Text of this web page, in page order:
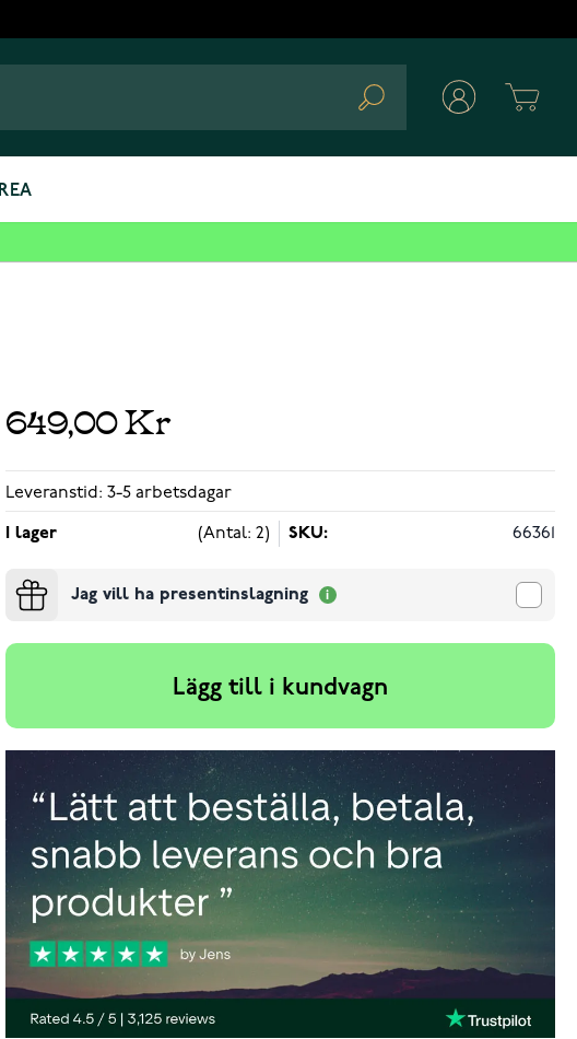
Search
REA
649,00 Kr
Leveranstid: 3-5 arbetsdagar
I lager (Antal: 2) SKU: 66361
Jag vill ha presentinslagning
Lägg till i kundvagn